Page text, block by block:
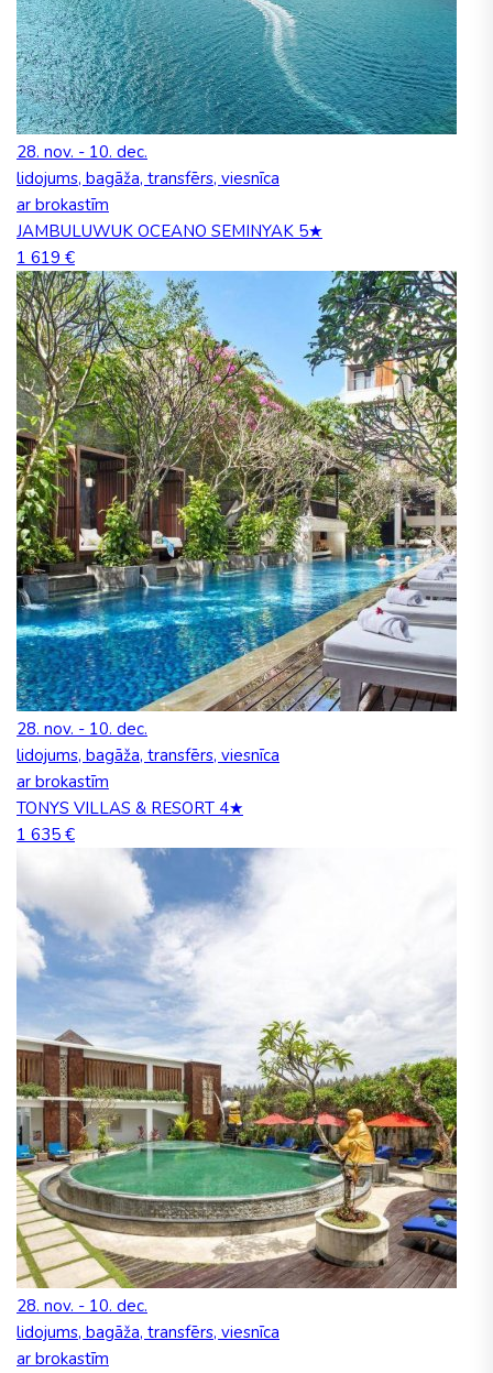
28. nov. - 10. dec.
lidojums, bagāža, transfērs, viesnīca
ar brokastīm
JAMBULUWUK OCEANO SEMINYAK 5★
1 619 €
28. nov. - 10. dec.
lidojums, bagāža, transfērs, viesnīca
ar brokastīm
TONYS VILLAS & RESORT 4★
1 635 €
28. nov. - 10. dec.
lidojums, bagāža, transfērs, viesnīca
ar brokastīm